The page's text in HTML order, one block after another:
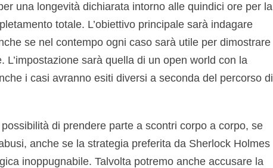
una longevità dichiarata intorno alle quindici ore per la
totale. L’obiettivo principale sarà indagare
se nel contempo ogni caso sarà utile per dimostrare
sarà quella di un open world con la
i casi avranno esiti diversi a seconda del percorso di
di prendere parte a scontri corpo a corpo, se
anche se la strategia preferita da Sherlock Holmes
inoppugnabile. Talvolta potremo anche accusare la